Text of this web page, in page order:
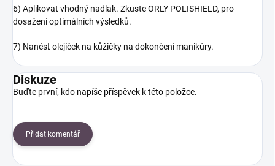
6) Aplikovat vhodný nadlak. Zkuste ORLY POLISHIELD, pro
dosažení optimálních výsledků.
7) Nanést olejíček na kůžičky na dokončení manikúry.
Diskuze
Buďte první, kdo napíše příspěvek k této položce.
Přidat komentář